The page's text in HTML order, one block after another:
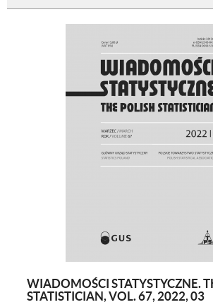
WIADOMOŚCI STATYSTYCZNE.
STATISTICIAN, VOL. 67, 2022, 03